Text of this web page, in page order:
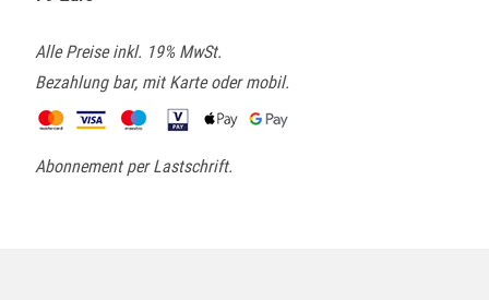
Alle Preise inkl. 19% MwSt.
Bezahlung bar, mit Karte oder mobil.
Abonnement per Lastschrift.